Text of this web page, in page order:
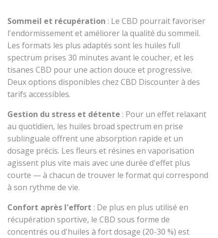
Sommeil et récupération : Le CBD pourrait favoriser
l'endormissement et améliorer la qualité du sommeil.
Les formats les plus adaptés sont les huiles full
spectrum prises 30 minutes avant le coucher, et les
tisanes CBD pour une action douce et progressive.
Deux options disponibles chez CBD Discounter à des
tarifs accessibles.
Gestion du stress et détente : Pour un effet relaxant
au quotidien, les huiles broad spectrum en prise
sublinguale offrent une absorption rapide et un
dosage précis. Les fleurs et résines en vaporisation
agissent plus vite mais avec une durée d'effet plus
courte — à chacun de trouver le format qui correspond
à son rythme de vie.
Confort après l'effort : De plus en plus utilisé en
récupération sportive, le CBD sous forme de
concentrés ou d'huiles à fort dosage (20-30 %) est